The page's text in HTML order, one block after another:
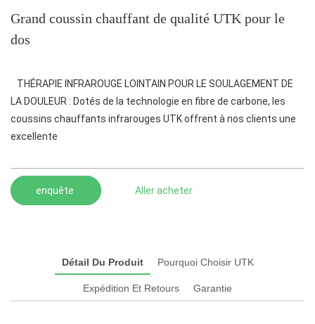
Grand coussin chauffant de qualité UTK pour le
dos
THÉRAPIE INFRAROUGE LOINTAIN POUR LE SOULAGEMENT DE
LA DOULEUR : Dotés de la technologie en fibre de carbone, les
coussins chauffants infrarouges UTK offrent à nos clients une
excellente
enquête Aller acheter
Détail Du Produit Pourquoi Choisir UTK
Expédition Et Retours Garantie